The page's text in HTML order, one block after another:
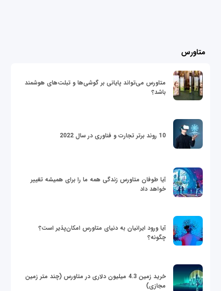
متاورس
متاورس می‌تواند پایانی بر گوشی‌ها و تبلت‌های هوشمند
باشد؟
10 روند برتر تجارت و فناوری در سال 2022
آیا طوفان متاورس زندگی همه ما را برای همیشه تغییر
خواهد داد
آیا ورود ایرانیان به دنیای متاورس امکان‌پذیر است؟
چگونه؟
خرید زمین 4.3 میلیون دلاری در متاورس (چند متر زمین
مجازی)